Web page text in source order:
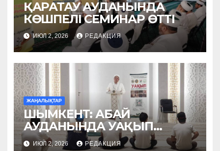
ҚАРАТАУ АУДАНЫНДА
КӨШПЕЛІ СЕМИНАР ӨТТІ
ИЮЛ 2, 2026 РЕДАКЦИЯ
ЖАҢАЛЫҚТАР
ШЫМКЕНТ: АБАЙ
АУДАНЫНДА УАҚЫП
НАСИХАТТАЛДЫ
ИЮЛ 2, 2026 РЕДАКЦИЯ